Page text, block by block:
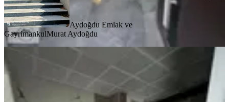
Aydoğdu Emlak ve
GayrimankulMurat Aydoğdu
Cumartesi Pazarı Yakınında Premium
Yaşam Fırsatı
Merkez, Bahçelievler Mahallesi